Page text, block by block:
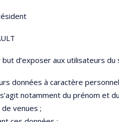
d’exposer aux utilisateurs du
données à caractère
notamment du prénom et
venues ;